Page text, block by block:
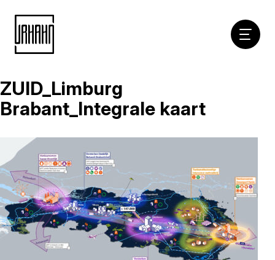
Naar
inhoud
ZUID_Limburg
Brabant_Integrale kaart